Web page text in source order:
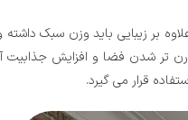
بر زیبایی باید وزن سبک
تر شدن فضا و افزایش جذابیت
قرار می گیرد.